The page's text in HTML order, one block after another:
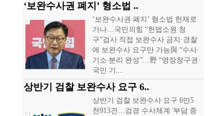
‘보완수사권 폐지’ 형소법 ..
‘보완수사권 폐지’ 형소법 헌재로
가나…국민의힘 “헌법소원 청
구”검사 직접 보완수사 금지·경찰
에 보완수사 요구만 가능與 “수사·
기소 분리 완성”…野 “영장청구권·
국민 기....
상반기 검찰 보완수사 요구 6..
상반기 검찰 보완수사 요구 6만5
천913건…검경 수사체계 '부담 증